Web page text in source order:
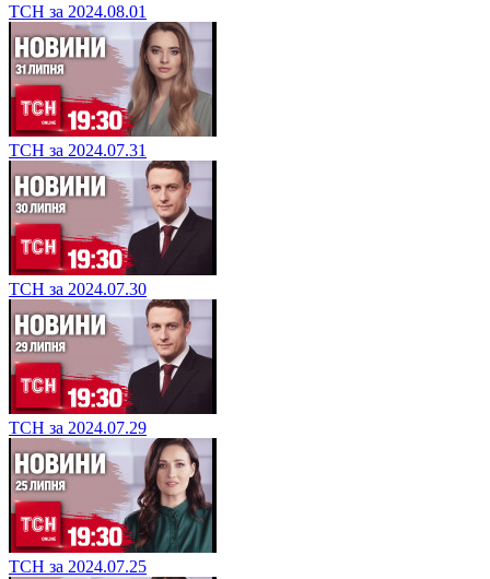
ТСН за 2024.08.01
ТСН за 2024.07.31
ТСН за 2024.07.30
ТСН за 2024.07.29
ТСН за 2024.07.25